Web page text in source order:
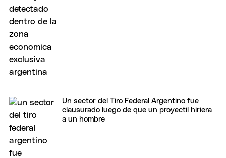
Un sector del Tiro Federal Argentino fue
clausurado luego de que un proyectil hiriera
a un hombre